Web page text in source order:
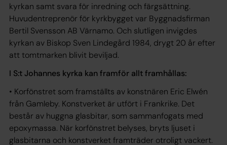
kyrkan samt svara för inredning och färgsättning.
Huvudentreprenör för kyrkbygget var Byggnadsfirman
Bertil Svensson AB Värnamo. Och slutligen invigdes
kyrkan av Biskop Sven Lindegård 1984, drygt 20 år efter
att tomtmarken blivit beviljad.
I S:t Johannes kyrka kan framför allt framhållas:
• Korfönstret som framställts av konstnären Eric Elwén
från Gamleby. Konstverket är utfört i Frankrike. Det
består av huggna glasbitar, som sammanfogats med
epoxymassa. När korfönstret belyses, bryts ljuset i
glasbitarna och konstverket framträder otroligt vackert.